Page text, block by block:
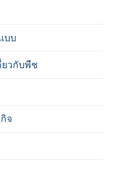
บบ
ยวกับพืช
จ